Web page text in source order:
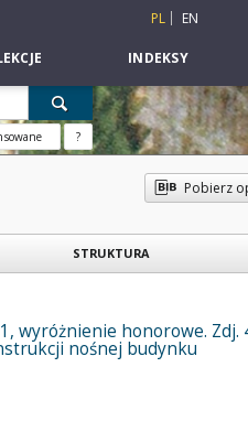
PL EN
INDEKSY
?
Pobierz
STRUKTURA
wyróżnienie honorowe. Zdj.
nośnej budynku